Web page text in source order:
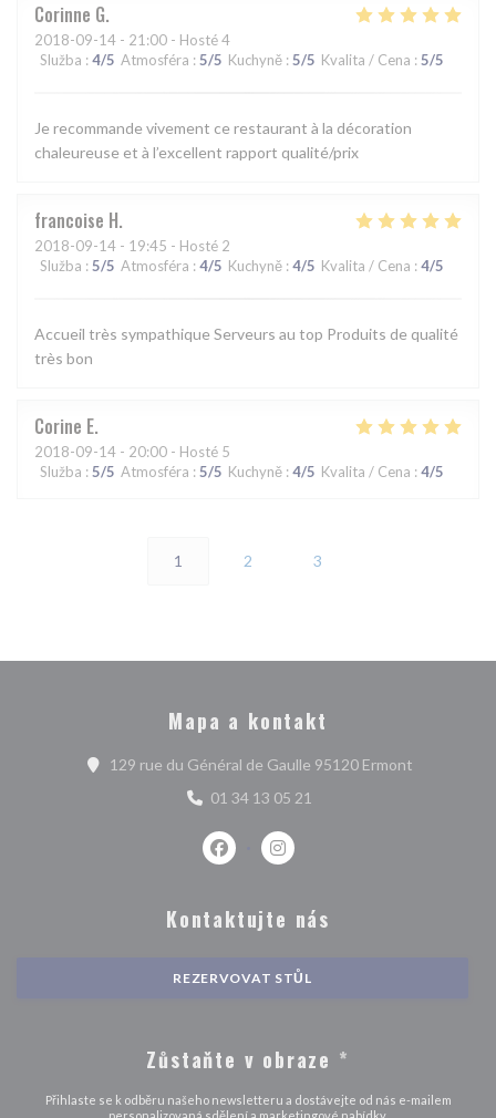
Corinne G
2018-09-14 - 21:00 - Hosté 4
Služba : 4/5 Atmosféra : 5/5 Kuchyně : 5/5 Kvalita / Cena : 5/5
Je recommande vivement ce restaurant à la décoration
chaleureuse et à l’excellent rapport qualité/prix
francoise H
2018-09-14 - 19:45 - Hosté 2
Služba : 5/5 Atmosféra : 4/5 Kuchyně : 4/5 Kvalita / Cena : 4/5
Accueil très sympathique Serveurs au top Produits de qualité
très bon
Corine E
2018-09-14 - 20:00 - Hosté 5
Služba : 5/5 Atmosféra : 5/5 Kuchyně : 4/5 Kvalita / Cena : 4/5
1 2 3
Mapa a kontakt
129 rue du Général de Gaulle 95120 Ermont((otevře se
01 34 13 05 21
Facebook ((otevře se v novém okně))
Instagram ((otevře se v
Kontaktujte nás
REZERVOVAT STŮL
Zůstaňte v obraze *
Přihlaste se k odběru našeho newsletteru a dostávejte od nás e-mailem